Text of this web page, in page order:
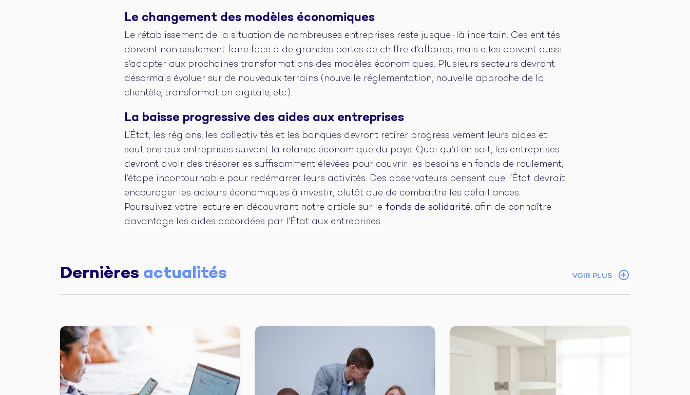
Le changement des modèles économiques
Le rétablissement de la situation de nombreuses entreprises reste jusque-là incertain. Ces entités
doivent non seulement faire face à de grandes pertes de chiffre d’affaires, mais elles doivent aussi
s’adapter aux prochaines transformations des modèles économiques. Plusieurs secteurs devront
désormais évoluer sur de nouveaux terrains (nouvelle réglementation, nouvelle approche de la
clientèle, transformation digitale, etc.).
La baisse progressive des aides aux entreprises
L’État, les régions, les collectivités et les banques devront retirer progressivement leurs aides et
soutiens aux entreprises suivant la relance économique du pays. Quoi qu’il en soit, les entreprises
devront avoir des trésoreries suffisamment élevées pour couvrir les besoins en fonds de roulement,
l’étape incontournable pour redémarrer leurs activités. Des observateurs pensent que l’État devrait
encourager les acteurs économiques à investir, plutôt que de combattre les défaillances.
Poursuivez votre lecture en découvrant notre article sur le fonds de solidarité, afin de connaître
davantage les aides accordées par l’État aux entreprises.
Dernières actualités VOIR PLUS